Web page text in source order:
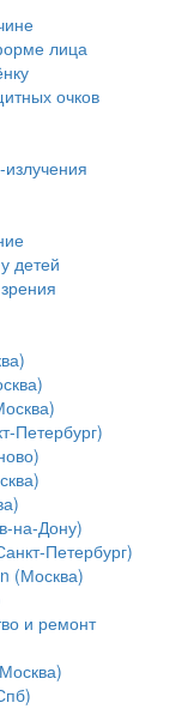
лица
очков
детей
Петербург)
на-Дону)
Петербург)
(Москва)
и ремонт